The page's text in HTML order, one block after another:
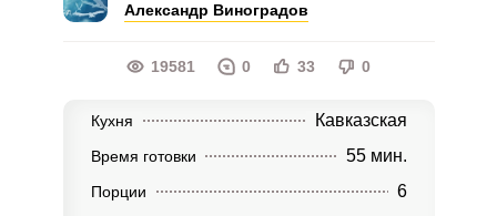
Александр Виноградов
19581 0 33 0
Кухня Кавказская
Время готовки 55 мин.
Порции 6